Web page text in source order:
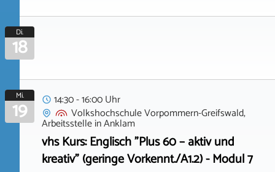
Di.
18
Mi.
19
14:30 - 16:00 Uhr
Volkshochschule Vorpommern-Greifswald,
ArbeitsstelleinAnklam
vhs Kurs: Englisch "Plus 60 – aktiv und
kreativ" (geringe Vorkennt./A1.2) - Modul 7